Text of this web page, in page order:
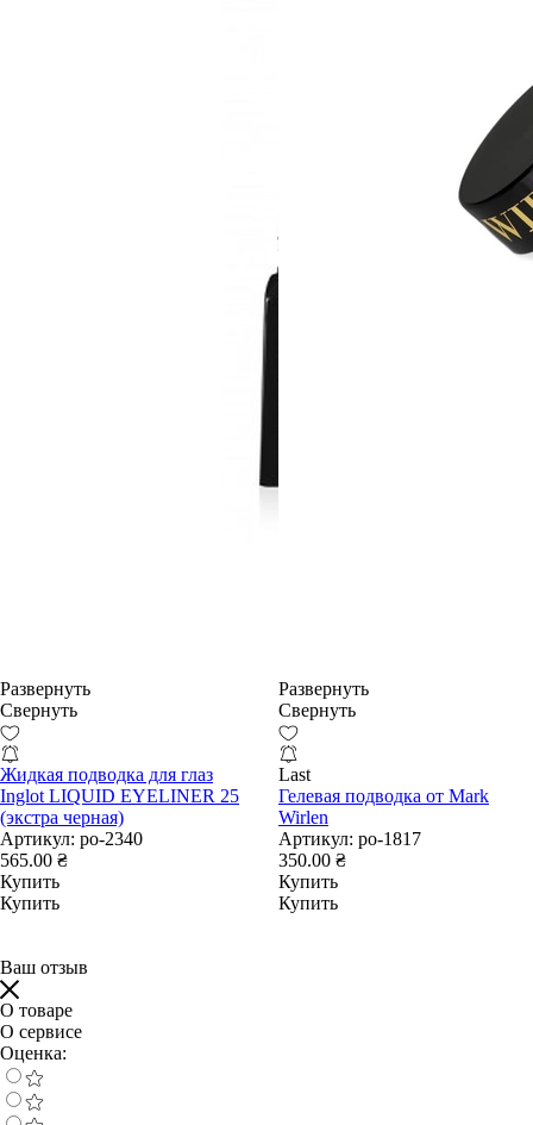
Развернуть
Свернуть
Жидкая подводка для глаз
Inglot LIQUID EYELINER 25
(экстра черная)
Артикул: po-2340
565.00 ₴
Купить
Купить
Развернуть
Свернуть
Last
Гелевая подводка от Mark
Wirlen
Артикул: po-1817
350.00 ₴
Купить
Купить
Ваш отзыв
О товаре
О сервисе
Оценка: